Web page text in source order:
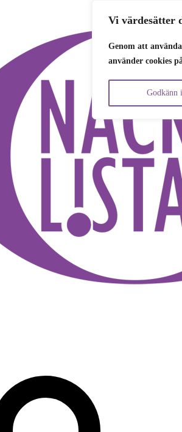
Vi värdesätter
Genom att
använder cookies
Godkänn